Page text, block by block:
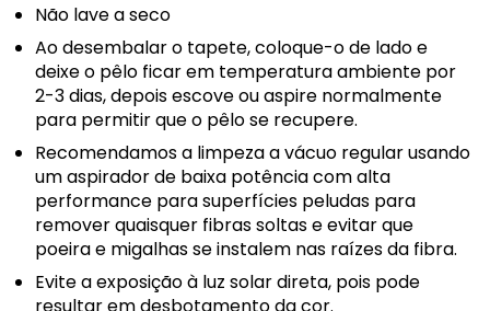
Não lave a seco
Ao desembalar o tapete, coloque-o de lado e
deixe o pêlo ficar em temperatura ambiente por
2-3 dias, depois escove ou aspire normalmente
para permitir que o pêlo se recupere.
Recomendamos a limpeza a vácuo regular usando
um aspirador de baixa potência com alta
performance para superfícies peludas para
remover quaisquer fibras soltas e evitar que
poeira e migalhas se instalem nas raízes da fibra.
Evite a exposição à luz solar direta, pois pode